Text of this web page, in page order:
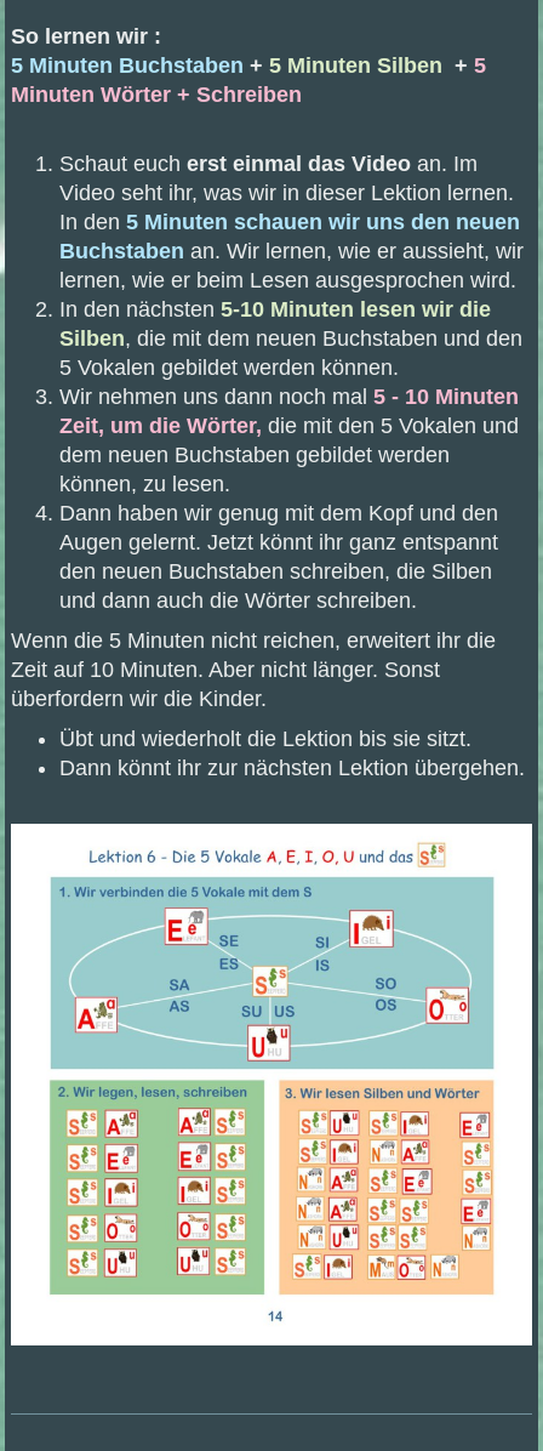
So lernen wir :
5 Minuten Buchstaben + 5 Minuten Silben + 5
Minuten Wörter + Schreiben
Schaut euch erst einmal das Videoan. Im
Video seht ihr, was wir in dieser Lektion lernen.
In den 5 Minuten schauen wir uns den neuen
Buchstaben an. Wir lernen, wie er aussieht, wir
lernen, wie er beim Lesen ausgesprochen wird.
In den nächsten 5-10 Minuten lesen wir die
Silben, die mit dem neuen Buchstaben und den
5 Vokalen gebildet werden können.
Wir nehmen uns dann noch mal 5 - 10 Minuten
Zeit, um die Wörter, die mit den 5 Vokalen und
dem neuen Buchstaben gebildet werden
können, zu lesen.
Dann haben wir genug mit dem Kopf und den
Augen gelernt. Jetzt könnt ihr ganz entspannt
den neuen Buchstaben schreiben, die Silben
und dann auch die Wörter schreiben.
Wenn die 5 Minuten nicht reichen, erweitert ihr die
Zeit auf 10 Minuten. Aber nicht länger. Sonst
überfordern wir die Kinder.
Übt und wiederholt die Lektion bis sie sitzt.
Dann könnt ihr zur nächsten Lektion übergehen.